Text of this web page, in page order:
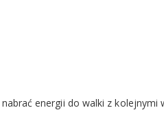
energii do walki z kolejnymi